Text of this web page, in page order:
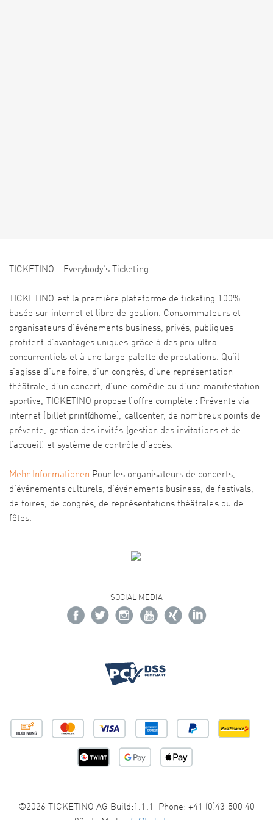
TICKETINO - Everybody's Ticketing
TICKETINO est la première plateforme de ticketing 100%
basée sur internet et libre de gestion. Consommateurs et
organisateurs d’événements business, privés, publiques
profitent d’avantages uniques grâce à des prix ultra-
concurrentiels et à une large palette de prestations. Qu’il
s’agisse d’une foire, d’un congrès, d’une représentation
théâtrale, d’un concert, d’une comédie ou d’une manifestation
sportive, TICKETINO propose l’offre complète : Prévente via
internet (billet print@home), callcenter, de nombreux points de
prévente, gestion des invités (gestion des invitations et de
l’accueil) et système de contrôle d’accès.
Mehr Informationen Pour les organisateurs de concerts,
d’événements culturels, d’événements business, de festivals,
de foires, de congrès, de représentations théâtrales ou de
fêtes.
SOCIAL MEDIA
©2026 TICKETINO AG Build:1.1.1 Phone: +41 (0)43 500 40